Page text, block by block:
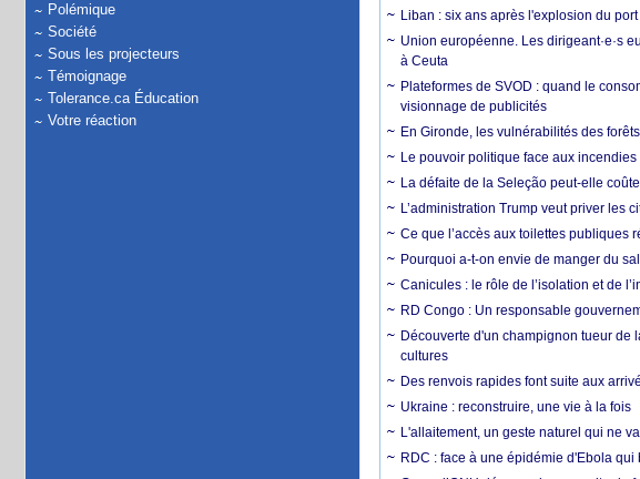
Polémique
Société
Sous les projecteurs
Témoignage
Tolerance.ca Éducation
Votre réaction
Liban : six ans après l'explosion du
Union européenne. Les dirigeant·e·s
à Ceuta
Plateformes de SVOD : quand le
visionnage de publicités
En Gironde, les vulnérabilités des
Le pouvoir politique face aux
La défaite de la Seleção peut-elle
L’administration Trump veut priver les
Ce que l’accès aux toilettes publiques
Pourquoi a-t-on envie de manger du
Canicules : le rôle de l’isolation et de
RD Congo : Un responsable
Découverte d'un champignon tueur
cultures
Des renvois rapides font suite aux
Ukraine : reconstruire, une vie à la fois
L'allaitement, un geste naturel qui ne
RDC : face à une épidémie d'Ebola